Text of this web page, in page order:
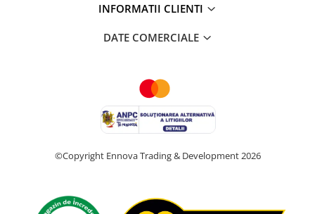
INFORMATII CLIENTI
DATE COMERCIALE
©Copyright Ennova Trading & Development 2026